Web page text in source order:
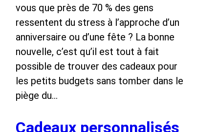
vous que près de 70 % des gens
ressentent du stress à l’approche d’un
anniversaire ou d’une fête ? La bonne
nouvelle, c’est qu’il est tout à fait
possible de trouver des cadeaux pour
les petits budgets sans tomber dans le
piège du…
Cadeaux personnalisés